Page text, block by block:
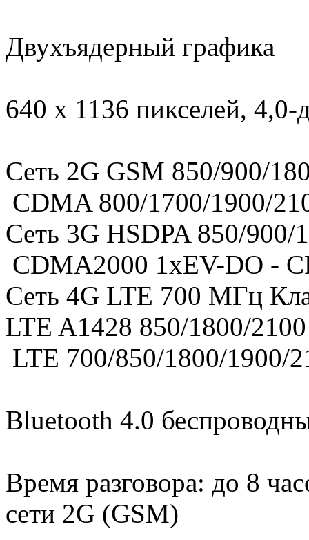
Двухъядерный графика
640 x 1136 пикселей,
Сеть 2G GSM 850/900/
CDMA 800/1700/1900/
Сеть 3G HSDPA 850/
CDMA2000 1xEV-DO -
Сеть 4G LTE 700 МГц
LTE A1428 850/1800/
LTE 700/850/1800/1900/
Bluetooth 4.0
Время разговора: до 8
сети 2G (GSM)